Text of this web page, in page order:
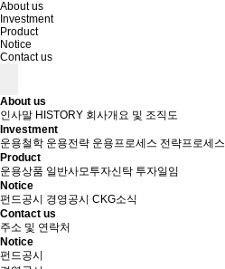
About us
Investment
Product
Notice
Contact us
About us
인사말 HISTORY 회사개요 및 조직도
Investment
운용철학 운용전략 운용프로세스 전략프로세스
Product
운용상품 일반사모투자신탁 투자일임
Notice
펀드공시
경영공시 CKG소식
Contact us
주소 및 연락처
Notice
펀드공시